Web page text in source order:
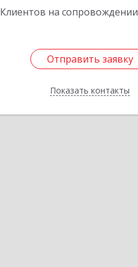
Клиентов на сопровождении
Отправить заявку
Показать контакты
Отправить заявку
Назад